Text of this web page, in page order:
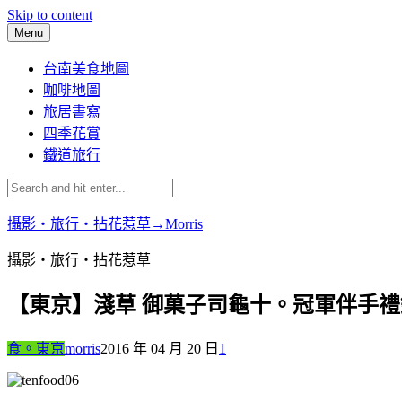
Skip to content
Menu
台南美食地圖
咖啡地圖
旅居書寫
四季花賞
鐵道旅行
攝影‧旅行‧拈花惹草→Morris
攝影‧旅行‧拈花惹草
【東京】淺草 御菓子司龜十。冠軍伴手
食。東京morris2016 年 04 月 20 日 1